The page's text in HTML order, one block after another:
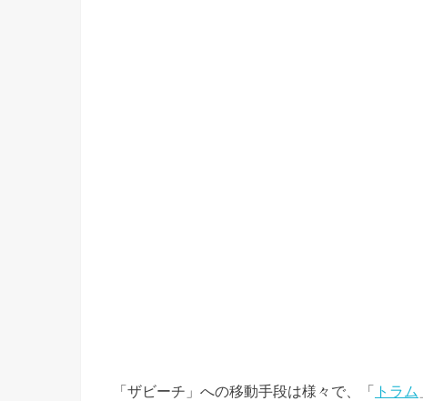
「ザビーチ」への移動手段は様々で、「 トラム